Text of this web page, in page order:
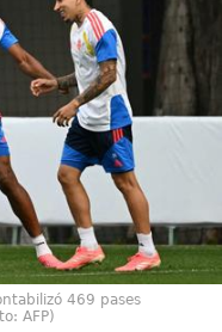
469 pases
AFP)